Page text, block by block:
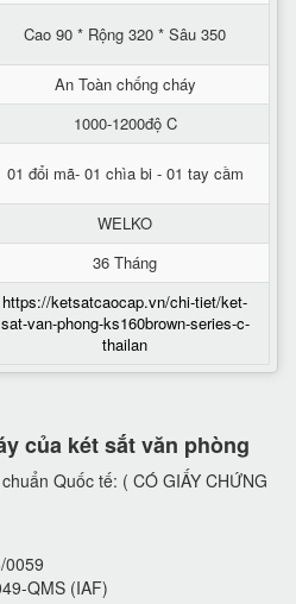
Cao 90 * Rộng 320 * Sâu 350
An Toàn chống cháy
1000-1200độ C
01 đổi mã- 01 chìa bi - 01 tay cầm
WELKO
36 Tháng
https://ketsatcaocap.vn/chi-tiet/ket-
sat-van-phong-ks160brown-series-c-
thailan
của két sắt văn phòng
Quốc tế: ( CÓ GIẤY CHỨNG
0059
QMS (IAF)